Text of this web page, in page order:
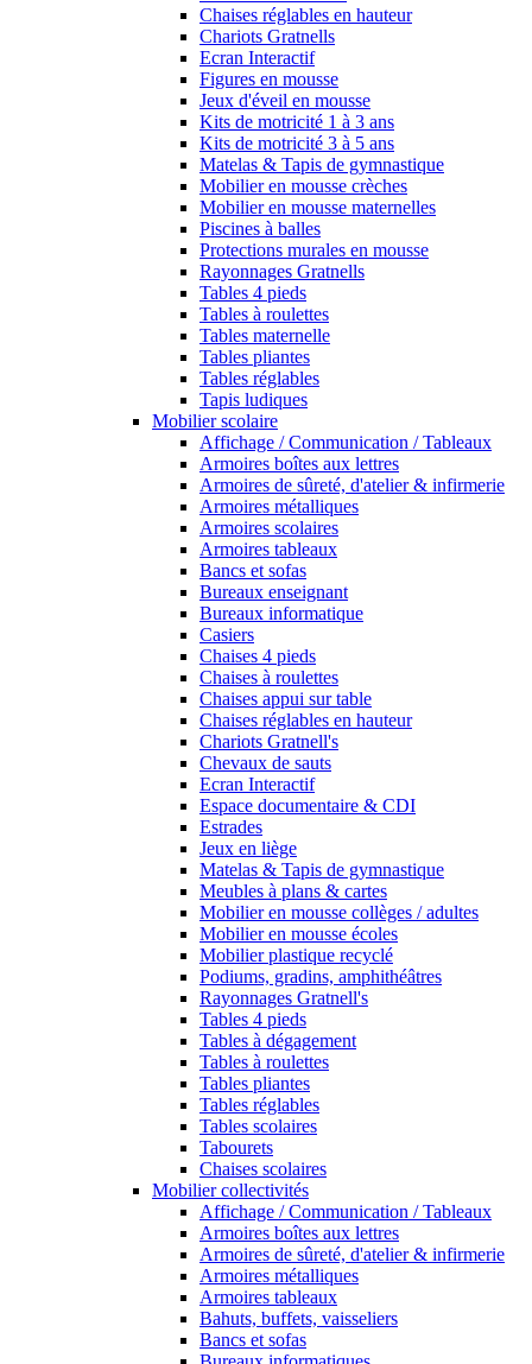
Chaises réglables en hauteur
Chariots Gratnells
Ecran Interactif
Figures en mousse
Jeux d'éveil en mousse
Kits de motricité 1 à 3 ans
Kits de motricité 3 à 5 ans
Matelas & Tapis de gymnastique
Mobilier en mousse crèches
Mobilier en mousse maternelles
Piscines à balles
Protections murales en mousse
Rayonnages Gratnells
Tables 4 pieds
Tables à roulettes
Tables maternelle
Tables pliantes
Tables réglables
Tapis ludiques
Mobilier scolaire
Affichage / Communication / Tableaux
Armoires boîtes aux lettres
Armoires de sûreté, d'atelier & infirmerie
Armoires métalliques
Armoires scolaires
Armoires tableaux
Bancs et sofas
Bureaux enseignant
Bureaux informatique
Casiers
Chaises 4 pieds
Chaises à roulettes
Chaises appui sur table
Chaises réglables en hauteur
Chariots Gratnell's
Chevaux de sauts
Ecran Interactif
Espace documentaire & CDI
Estrades
Jeux en liège
Matelas & Tapis de gymnastique
Meubles à plans & cartes
Mobilier en mousse collèges / adultes
Mobilier en mousse écoles
Mobilier plastique recyclé
Podiums, gradins, amphithéâtres
Rayonnages Gratnell's
Tables 4 pieds
Tables à dégagement
Tables à roulettes
Tables pliantes
Tables réglables
Tables scolaires
Tabourets
Chaises scolaires
Mobilier collectivités
Affichage / Communication / Tableaux
Armoires boîtes aux lettres
Armoires de sûreté, d'atelier & infirmerie
Armoires métalliques
Armoires tableaux
Bahuts, buffets, vaisseliers
Bancs et sofas